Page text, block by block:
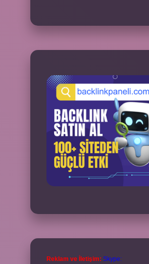
Reklam ve İletişim: Skype: